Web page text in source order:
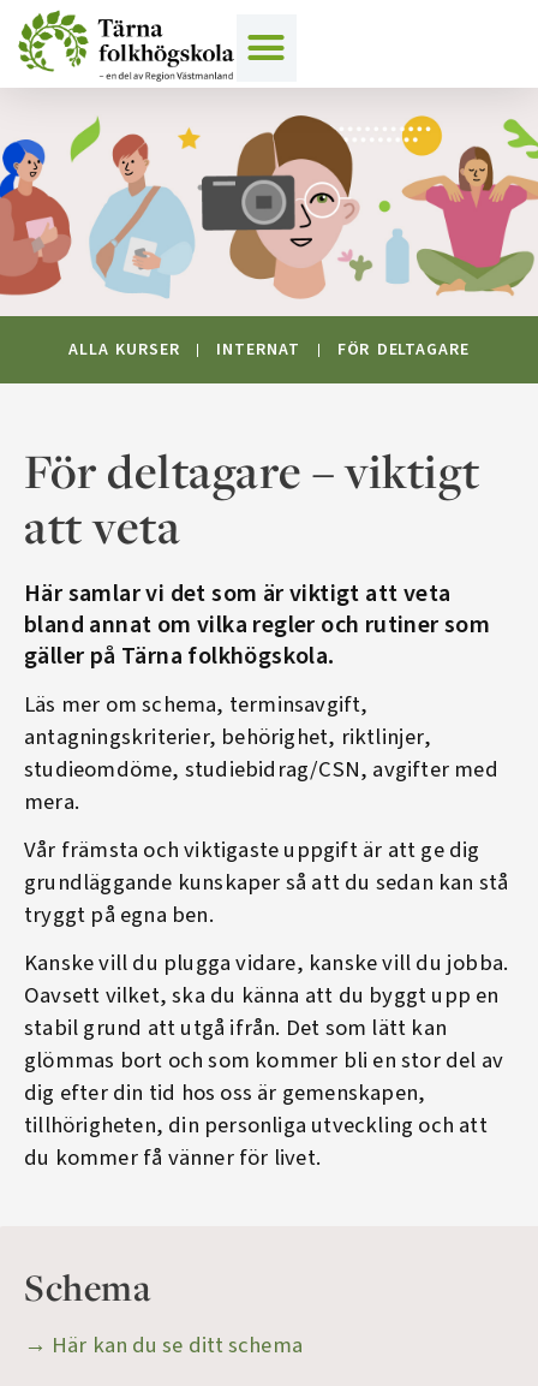
Hoppa
till
innehåll
ALLA KURSER INTERNAT FÖR DELTAGARE
För deltagare – viktigt
att veta
Här samlar vi det som är viktigt att veta
bland annat om vilka regler och rutiner som
gäller på Tärna folkhögskola.
Läs mer om schema, terminsavgift,
antagningskriterier, behörighet, riktlinjer,
studieomdöme, studiebidrag/CSN, avgifter med
mera.
Vår främsta och viktigaste uppgift är att ge dig
grundläggande kunskaper så att du sedan kan stå
tryggt på egna ben.
Kanske vill du plugga vidare, kanske vill du jobba.
Oavsett vilket, ska du känna att du byggt upp en
stabil grund att utgå ifrån. Det som lätt kan
glömmas bort och som kommer bli en stor del av
dig efter din tid hos oss är gemenskapen,
tillhörigheten, din personliga utveckling och att
du kommer få vänner för livet.
Schema
→ Här kan du se ditt schema